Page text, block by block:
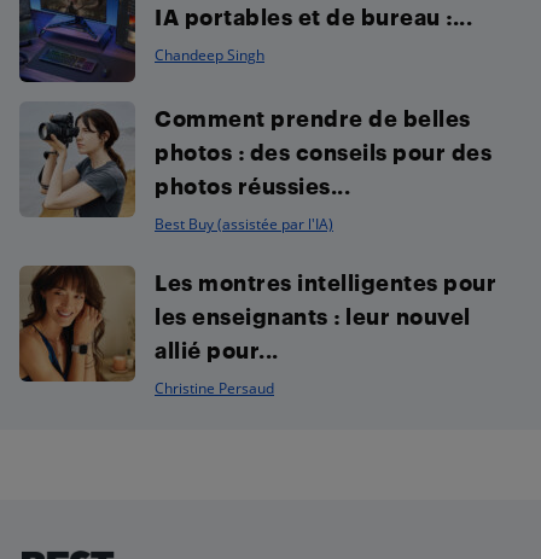
IA portables et de bureau :...
Chandeep Singh
Comment prendre de belles
photos : des conseils pour des
photos réussies...
Best Buy (assistée par l'IA)
Les montres intelligentes pour
les enseignants : leur nouvel
allié pour...
Christine Persaud